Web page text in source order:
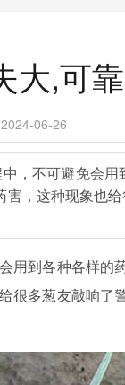
大,可
06-26
，不可避免会
害，这种现象也
用到各种各样
很多葱友敲响